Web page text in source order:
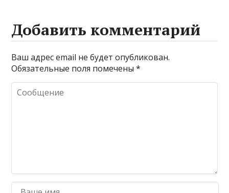
Добавить комментарий
Ваш адрес email не будет опубликован.
Обязательные поля помечены*